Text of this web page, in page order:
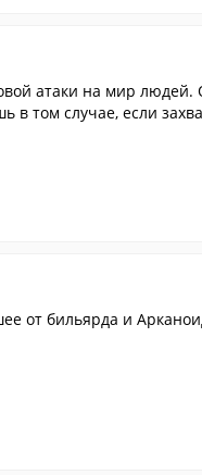
атаки на мир людей.
том случае, если
от бильярда и